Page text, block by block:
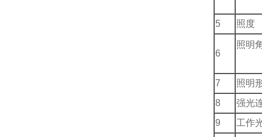
5 照度
6
照明
7
照明
8
强光
9
工作